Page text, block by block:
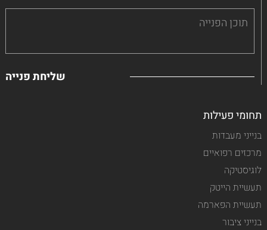
תחומי פעילות
בנייני מעבדות
מרכזים רפואיים
לוגיסטיקה
תעשיית הייטק
תעשיית הפארמה
בנייני ציבור